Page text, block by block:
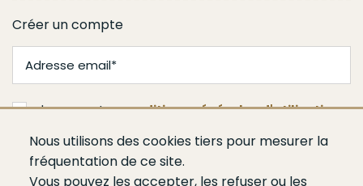
Nous utilisons des cookies tiers pour mesurer la
fréquentation de ce site.
Vous pouvez les accepter, les refuser ou les
Créer un compte
J'accepte lesconditions générales d'utilisation
Je m'abonne